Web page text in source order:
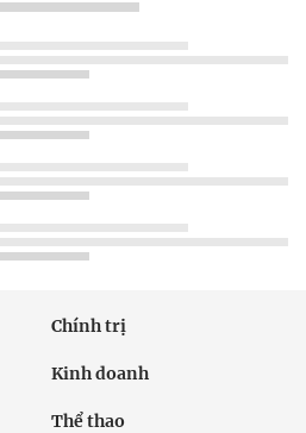
Chính trị
Kinh doanh
Thể thao